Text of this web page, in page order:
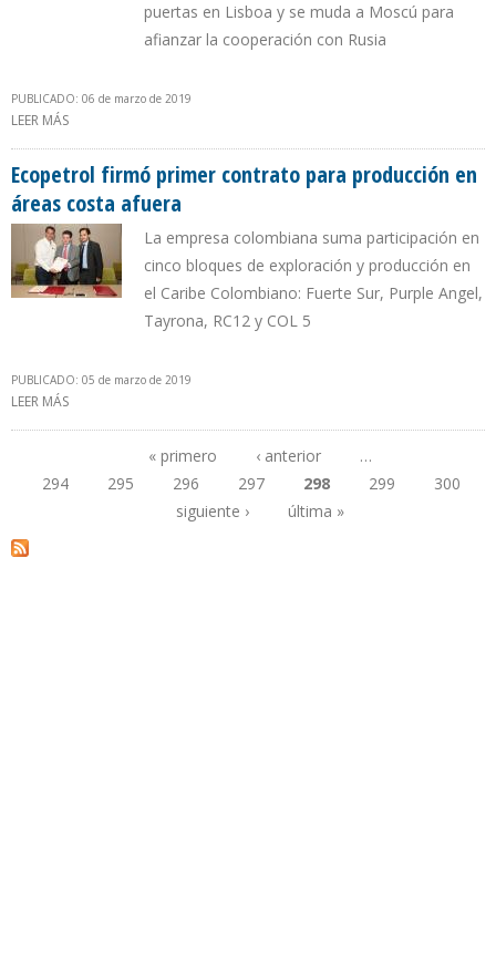
puertas en Lisboa y se muda a Moscú para
afianzar la cooperación con Rusia
PUBLICADO: 06 de marzo de 2019
LEER MÁS
Ecopetrol firmó primer contrato para producción en
áreas costa afuera
La empresa colombiana suma participación en
cinco bloques de exploración y producción en
el Caribe Colombiano: Fuerte Sur, Purple Angel,
Tayrona, RC12 y COL 5
PUBLICADO: 05 de marzo de 2019
LEER MÁS
Páginas
« primero ‹ anterior
…
294
295 296 297 298 299
300
siguiente ›
última »